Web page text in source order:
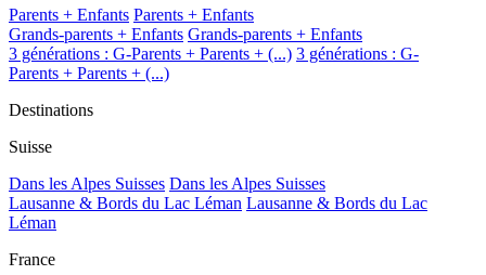
Parents + Enfants Parents + Enfants
Grands-parents + Enfants Grands-parents + Enfants
3 générations : G-Parents + Parents + (...) 3 générations : G-
Parents + Parents + (...)
Destinations
Suisse
Dans les Alpes Suisses Dans les Alpes Suisses
Lausanne & Bords du Lac Léman Lausanne & Bords du Lac
Léman
France